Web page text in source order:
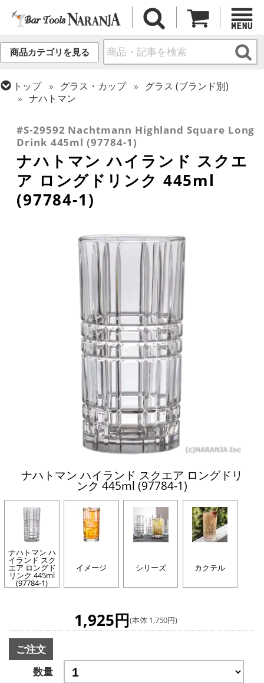
商品カテゴリを見る
トップ グラス・カップ
グラス (ブランド別)
ナハトマン
コリンズグラス
#S-29592 Nachtmann Highland Square Long
Drink 445ml (97784-1)
ナハトマン ハイランド スクエ
ア ロングドリンク 445ml
(97784-1)
ナハトマン ハイランド スクエア ロングドリ
ンク 445ml (97784-1)
ナハトマン ハ
イランド スク
エア ロングド
リンク 445ml
(97784-1)
イメージ シリーズ カクテル
1,925円(本体 1,750円)
ご注文
数量